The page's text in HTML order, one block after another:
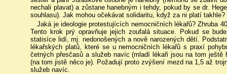
nechali plavat) a zůstane hanebným i tehdy, pokud by se dr.
souhlasu). Jak mohou očekávat solidaritu, když za ni platí takhle?
Jaká je ideologie protestujících nemocničních lékařů? Zhruba
Tento krok prý opravňuje jejich zoufalá situace. Pokud se
statisíce lidí, mj. nedonošených a nově narozených dětí.
lékařských platů, které se u nemocničních lékařů s praxí
četných přesčasů a služeb navíc (mladí lékaři jsou na tom
(na tom jistě něco je). Požadují proto zvýšení mezd na 1,5 až
služeb navíc.